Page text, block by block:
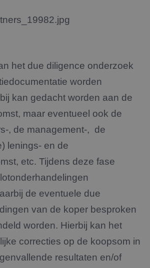
het due diligence onderzoek
worden
kan gedacht worden aan de
maar eventueel ook de
, de management-, de
lenings- en de
etc. Tijdens deze fase
de eventuele due
van de koper besproken
worden. Hierbij kan het
correcties op de koopsom in
resultaten en/of